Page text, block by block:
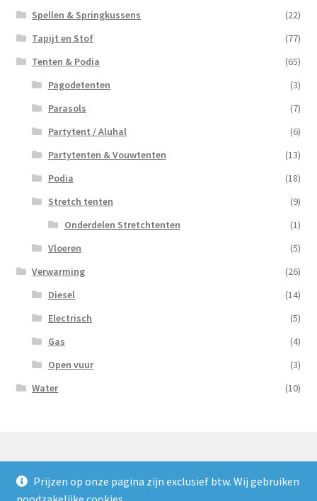
Prijzen op onze pagina zijn exclusief btw. Wij gebruiken
Spellen & Springkussens
(22)
Tapijt en Stof
(77)
Tenten & Podia
(65)
Pagodetenten
(3)
Parasols
(7)
Partytent / Aluhal
(6)
Partytenten & Vouwtenten
(13)
Podia
(18)
Stretch tenten
(9)
Onderdelen Stretchtenten
(1)
Vloeren
(5)
Verwarming
(26)
Diesel
(14)
Electrisch
(5)
Gas
(4)
Open vuur
(3)
Water
(10)
© Nooijens Verhuur 2026